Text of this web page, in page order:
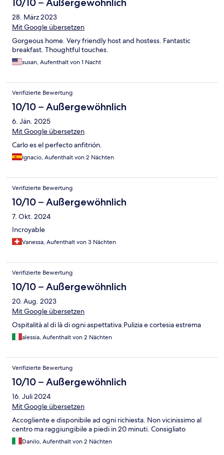
10/10 – Außergewöhnlich
28. März 2023
Mit Google übersetzen
Gorgeous home. Very friendly host and hostess. Fantastic
breakfast. Thoughtful touches.
susan, Aufenthalt von 1 Nacht
Verifizierte Bewertung
10/10 – Außergewöhnlich
6. Jän. 2025
Mit Google übersetzen
Carlo es el perfecto anfitrión.
Ignacio, Aufenthalt von 2 Nächten
Verifizierte Bewertung
10/10 – Außergewöhnlich
7. Okt. 2024
Incroyable
Vanessa, Aufenthalt von 3 Nächten
Verifizierte Bewertung
10/10 – Außergewöhnlich
20. Aug. 2023
Mit Google übersetzen
Ospitalità al di là di ogni aspettativa.Pulizia e cortesia estrema
alessia, Aufenthalt von 2 Nächten
Verifizierte Bewertung
10/10 – Außergewöhnlich
16. Juli 2024
Mit Google übersetzen
Accogliente e disponibile ad ogni richiesta. Non vicinissimo al
centro ma raggiungibile a piedi in 20 minuti. Consigliato
Danilo, Aufenthalt von 2 Nächten